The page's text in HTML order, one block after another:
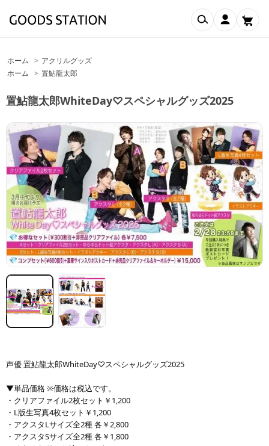
検索 マイアカウ
ホーム > アクリルグッズ
ホーム
> 置鮎龍太郎
置鮎龍太郎WhiteDay♡スペシャルグッズ2025
声優 置鮎龍太郎WhiteDay♡スペシャルグッズ2025
▼単品価格 ※価格は税込です。
・クリアファイル2枚セット￥1,200
・L版生写真4枚セット￥1,200
・アクスタLサイズ全2種 各￥2,800
・アクスタSサイズ全2種 各￥1,800